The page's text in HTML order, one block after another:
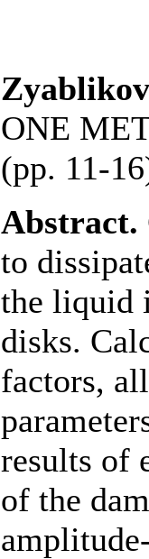
ONE
(pp. 11-
Abstract.
to
the liquid
disks.
factors,
results of
of the